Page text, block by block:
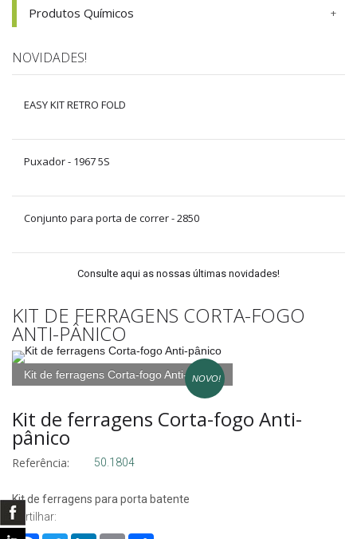
Produtos Químicos
NOVIDADES!
EASY KIT RETRO FOLD
Puxador - 1967 5S
Conjunto para porta de correr - 2850
Consulte aqui as nossas últimas novidades!
KIT DE FERRAGENS CORTA-FOGO
ANTI-PÂNICO
Kit de ferragens Corta-fogo Anti-pânico
NOVO!
Kit de ferragens Corta-fogo Anti-
pânico
Referência: 50.1804
Kit de ferragens para porta batente
Partilhar: